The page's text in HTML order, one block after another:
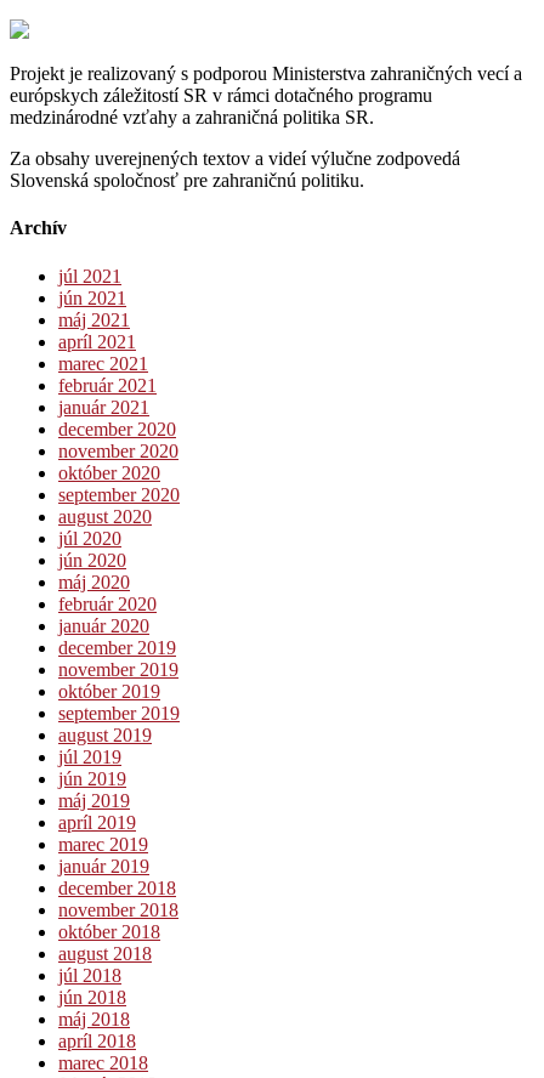
Projekt je realizovaný s podporou Ministerstva zahraničných vecí a
európskych záležitostí SR v rámci dotačného programu
medzinárodné vzťahy a zahraničná politika SR.
Za obsahy uverejnených textov a videí výlučne zodpovedá
Slovenská spoločnosť pre zahraničnú politiku.
Archív
júl 2021
jún 2021
máj 2021
apríl 2021
marec 2021
február 2021
január 2021
december 2020
november 2020
október 2020
september 2020
august 2020
júl 2020
jún 2020
máj 2020
február 2020
január 2020
december 2019
november 2019
október 2019
september 2019
august 2019
júl 2019
jún 2019
máj 2019
apríl 2019
marec 2019
január 2019
december 2018
november 2018
október 2018
august 2018
júl 2018
jún 2018
máj 2018
apríl 2018
marec 2018